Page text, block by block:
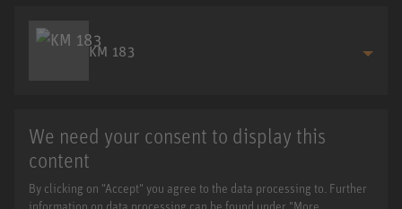
KM 183
We need your consent to display this
content
By clicking on "Accept" you agree to the data processing to. Further
information on data processing can be found under "More